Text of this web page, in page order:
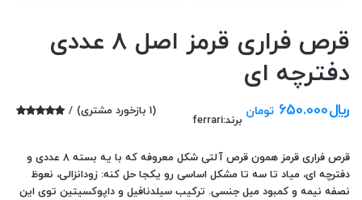
قرص فراری قرمز اصل 8 عددی
دفترچه ای
مشتری
(
1 بازخورد مشتری) ﷼650.000 تومان
برند:ferrari
قرص فراری قرمز همون قرص آلتی شکل معروفه که با یه بسته ۸ عددی و
دفترچه ای، میاد تا سه تا مشکل اساسی رو یکجا حل کنه: زودانزالی، نعوظ
نصفه نیمه و کمبود میل جنسی. ترکیب سیلدنافیل و داپوکسیتین توی این